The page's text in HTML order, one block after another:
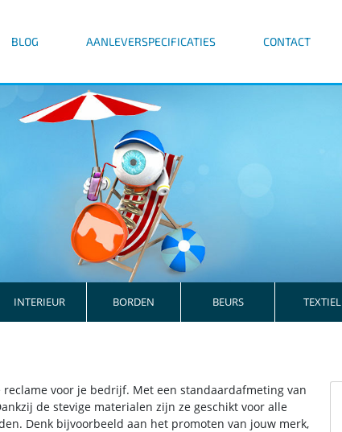
BLOG AANLEVERSPECIFICATIES CONTACT
INTERIEUR BORDEN BEURS TEXTIEL
voor je bedrijf. Met een standaardafmeting van
de stevige materialen zijn ze geschikt voor alle
Denk bijvoorbeeld aan het promoten van jouw merk,